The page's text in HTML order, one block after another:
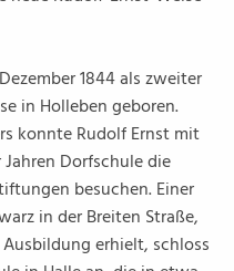
1844 als zweiter
in Holleben geboren.
konnte Rudolf Ernst mit
Dorfschule die
besuchen. Einer
in der Breiten Straße,
erhielt, schloss